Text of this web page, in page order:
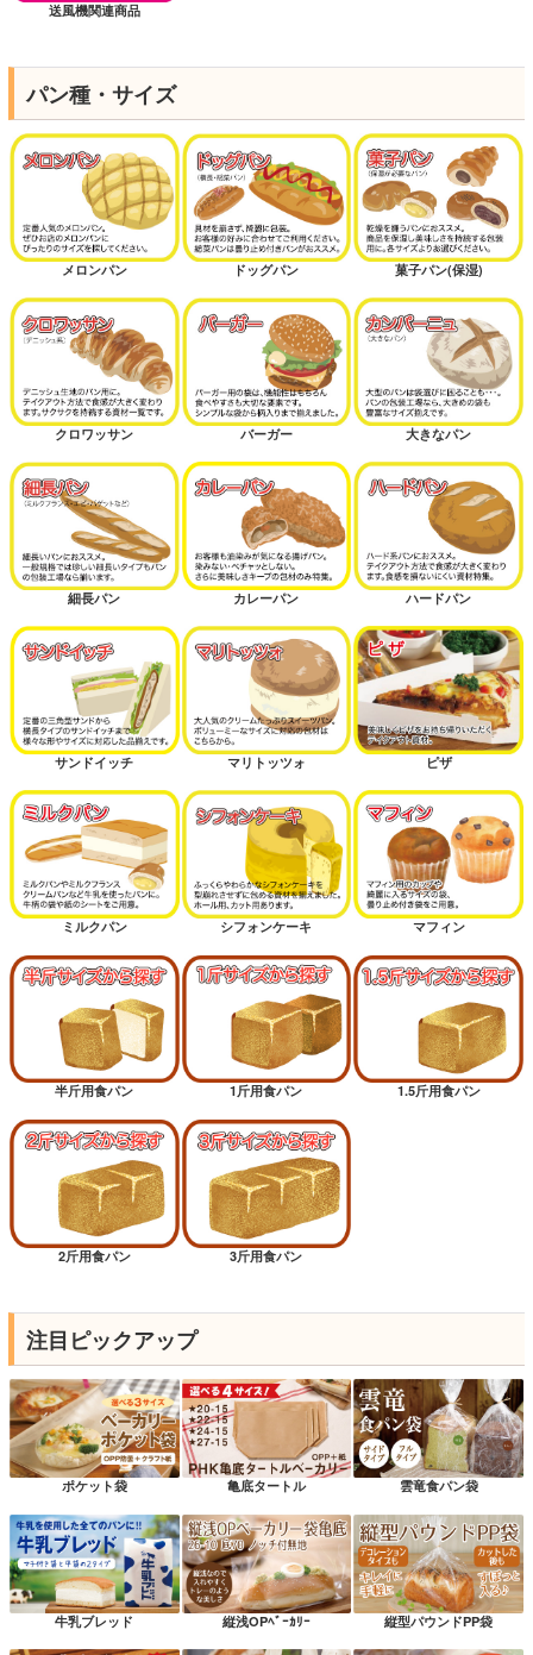
送風機関連商品
パン種・サイズ
メロンパン ドッグパン 菓子パン(保湿)
クロワッサン バーガー 大きなパン
細長パン カレーパン ハードパン
サンドイッチ マリトッツォ ピザ
ミルクパン シフォンケーキ マフィン
半斤用食パン 1斤用食パン 1.5斤用食パン
2斤用食パン 3斤用食パン
注目ピックアップ
ポケット袋 亀底タートル 雲竜食パン袋
牛乳ブレッド 縦浅OPﾍﾞｰｶﾘｰ 縦型パウンドPP袋